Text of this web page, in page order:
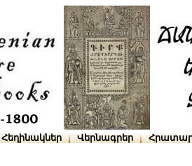
Հեղինակներ Վերնագրեր